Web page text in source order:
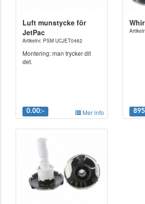
Luft munstycke för
JetPac
Artikelnr. PSM UCJET0462
Montering: man trycker dit
det.
0.00:- Mer info